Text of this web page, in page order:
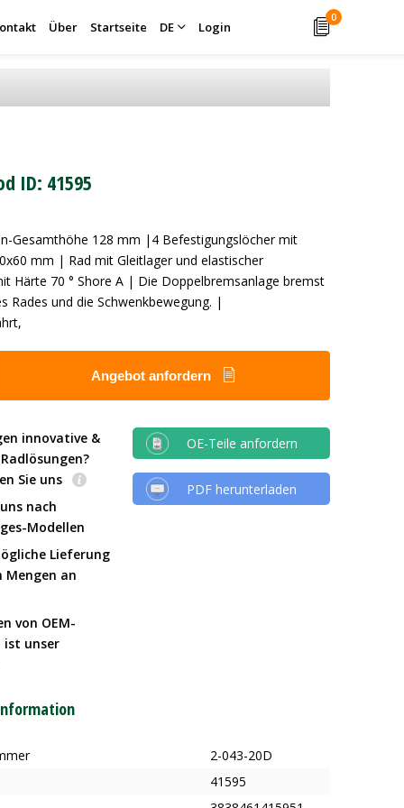
Über Startseite DE Login
0
ID: 41595
Gesamthöhe 128 mm |4 Befestigungslöcher mit
mm | Rad mit Gleitlager und elastischer
Härte 70 ° Shore A | Die Doppelbremsanlage bremst
Rades und die Schwenkbewegung. |
Angebot anfordern
innovative &
Sie uns
nach
Modellen
Lieferung
Mengen an
von OEM-
ist unser
OE-Teile anfordern
PDF herunterladen
2-043-20D
41595